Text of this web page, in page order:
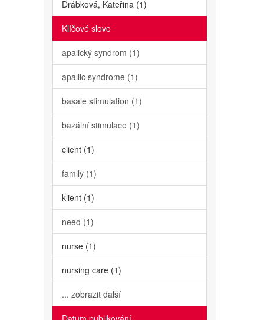
Drábková, Kateřina (1)
Klíčové slovo
apalický syndrom (1)
apallic syndrome (1)
basale stimulation (1)
bazální stimulace (1)
client (1)
family (1)
klient (1)
need (1)
nurse (1)
nursing care (1)
... zobrazit další